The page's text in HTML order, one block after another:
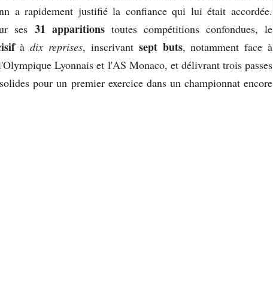
a rapidement justifié la confiance qui lui était accordée.
ses 31 apparitionstoutes compétitions confondues, le
àdix reprises, inscrivantsept buts, notamment face à
Lyonnais et l'AS Monaco, et délivrant trois passes
pour un premier exercice dans un championnat encore